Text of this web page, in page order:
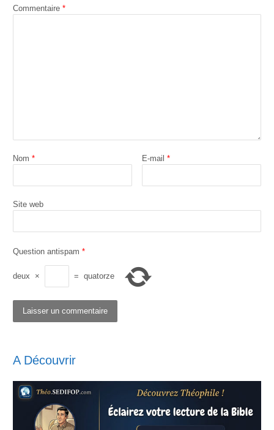
Commentaire *
Nom * E-mail*
Site web
Question antispam *
deux × = quatorze
A Découvrir